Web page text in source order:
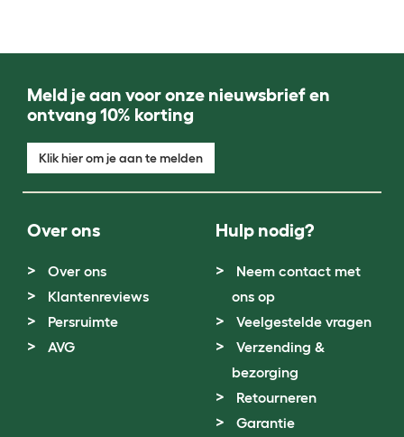
Meld je aan voor onze nieuwsbrief en
ontvang 10% korting
Klik hier om je aan te melden
Over ons
Over ons
Klantenreviews
Persruimte
AVG
Hulp nodig?
Neem contact met
ons op
Veelgestelde vragen
Verzending &
bezorging
Retourneren
Garantie